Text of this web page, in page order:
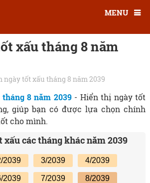
MENU
xấu tháng 8 năm
ngày tốt xấu tháng 8 năm 2039
8 năm 2039- Hiển thị ngày tốt
giúp bạn có được lựa chọn chính
cho mình.
các tháng khác năm 2039
2039 3/2039 4/2039
2039 7/2039 8/2039